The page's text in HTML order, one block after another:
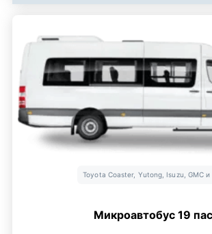
Toyota Coaster, Yutong, Isuzu, GMC и
Микроавтобус 19 пас